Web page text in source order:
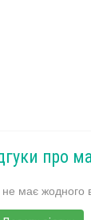
про
має жодного